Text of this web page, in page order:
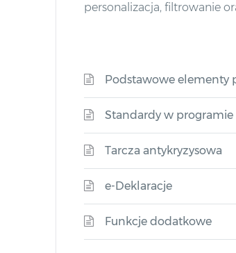
personalizacja, filtrowanie
Podstawowe elementy
Standardy w programie
Tarcza antykryzysowa
e-Deklaracje
Funkcje dodatkowe